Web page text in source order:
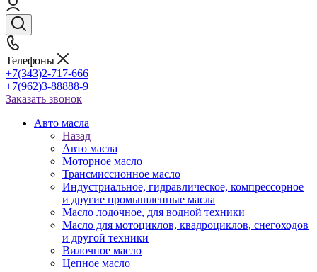
Телефоны
+7(343)2-717-666
+7(962)3-88888-9
Заказать звонок
Авто масла
Назад
Авто масла
Моторное масло
Трансмиссионное масло
Индустриальное, гидравлическое, компрессорное
и другие промышленные масла
Масло лодочное, для водной техники
Масло для мотоциклов, квадроциклов, снегоходов
и другой техники
Вилочное масло
Цепное масло